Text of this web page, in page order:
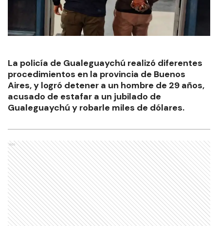
La policía de Gualeguaychú realizó diferentes
procedimientos en la provincia de Buenos
Aires, y logró detener a un hombre de 29 años,
acusado de estafar a un jubilado de
Gualeguaychú y robarle miles de dólares.
Ads